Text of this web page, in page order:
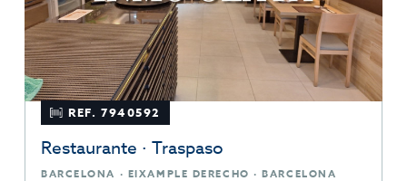
REF. 7940592
Restaurante · Traspaso
BARCELONA · EIXAMPLE DERECHO · BARCELONA